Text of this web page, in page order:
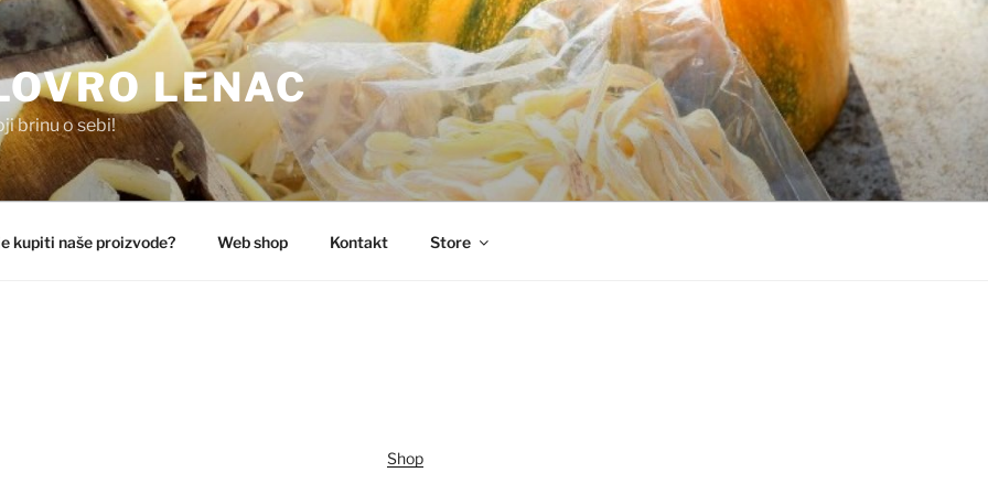
LENAC
brinu o sebi!
kupiti naše proizvode? Web shop Kontakt Store
Shop